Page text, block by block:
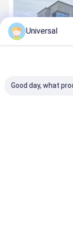
Universal
Good day, what